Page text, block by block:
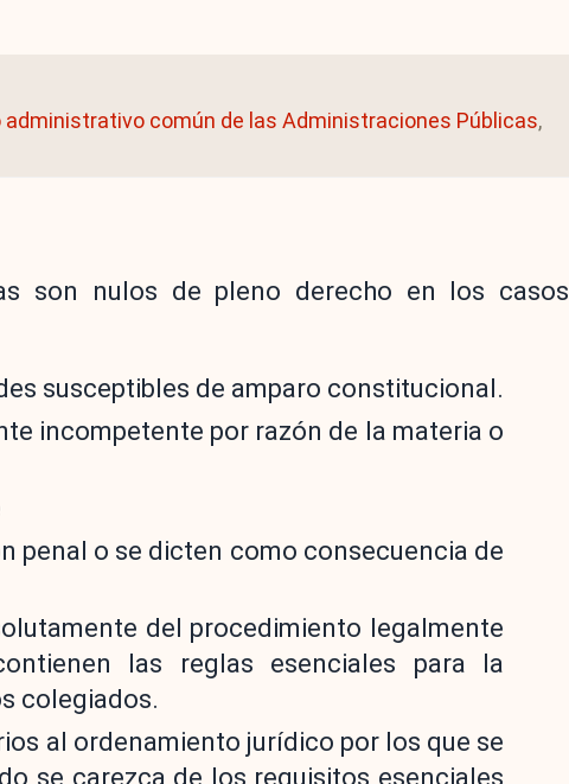
común de las Administraciones Públicas,
son nulos de pleno derecho en los casos
susceptibles de amparo constitucional.
incompetente por razón de la materia o
penal o se dicten como consecuencia de
del procedimiento legalmente
las reglas esenciales para la
colegiados.
al ordenamiento jurídico por los que se
se carezca de los requisitos esenciales